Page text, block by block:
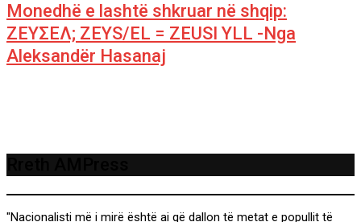
Monedhë e lashtë shkruar në shqip:
ΖΕΥΣΕΛ; ZEYS/EL = ZEUSI YLL -Nga
Aleksandër Hasanaj
"Nacionalisti më i mirë është ai që dallon të metat e popullit të